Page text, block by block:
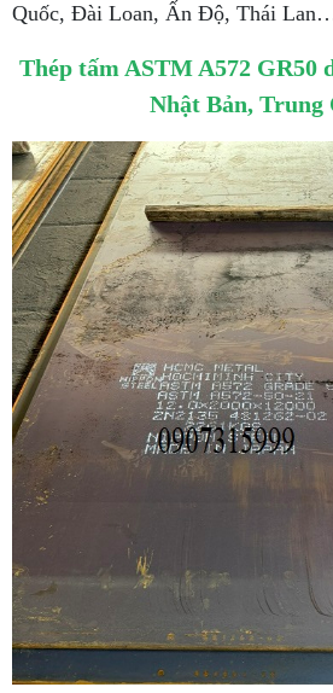
Quốc, Đài Loan, Ấn Độ, Thái
Thép tấm ASTM A572 GR50
Nhật Bản, Trung